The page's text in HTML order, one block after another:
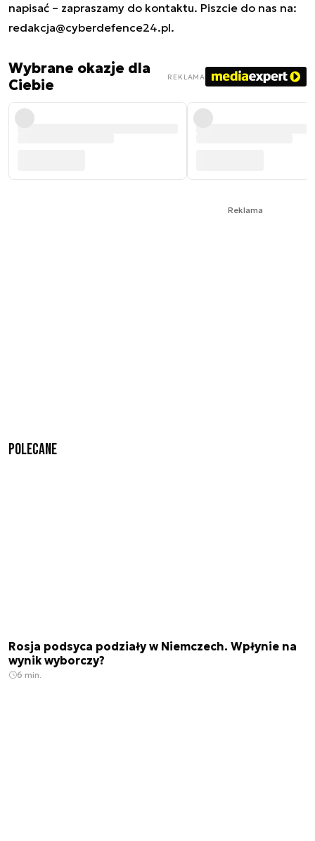
napisać – zapraszamy do kontaktu. Piszcie do nas na:
redakcja@cyberdefence24.pl.
Wybrane okazje dla
Ciebie
REKLAMA
Reklama
Polecane
Rosja podsyca podziały w Niemczech. Wpłynie na
wynik wyborczy?
6 min.